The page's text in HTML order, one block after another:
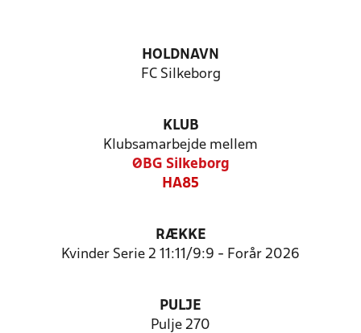
HOLDNAVN
FC Silkeborg
KLUB
Klubsamarbejde mellem
ØBG Silkeborg
HA85
RÆKKE
Kvinder Serie 2 11:11/9:9 - Forår 2026
PULJE
Pulje 270